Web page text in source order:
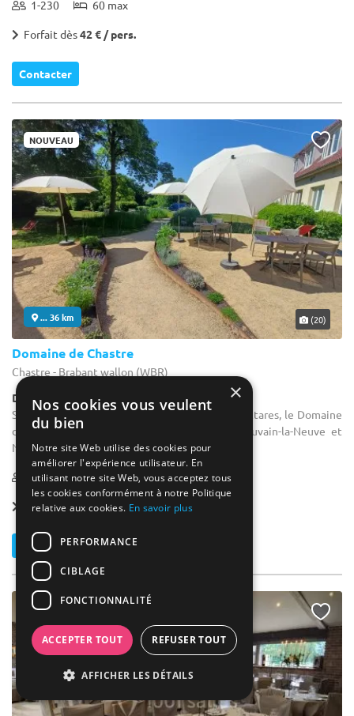
1-230 60 max
Forfait dès42 € / pers.
Contacter
NOUVEAU
... 36 km (20)
Domaine de Chastre
Chastre - Brabant wallon (WBR)
Demeure de caractère / Domaine
Salle de séminaire : Situé dans un parc de 8 hectares, le Domaine
des Possibles est situé au carrefour entre Louvain-la-Neuve et
Namur, à deux pas de Gembloux.
1-250 30 max
Location dès60 €
Contacter
×
Nos cookies vous veulent
du bien
Notre site Web utilise des cookies pour
améliorer l'expérience utilisateur. En
utilisant notre site Web, vous acceptez tous
les cookies conformément à notre Politique
relative aux cookies. En savoir plus
PERFORMANCE
CIBLAGE
FONCTIONNALITÉ
ACCEPTER TOUT REFUSER TOUT
AFFICHER LES DÉTAILS